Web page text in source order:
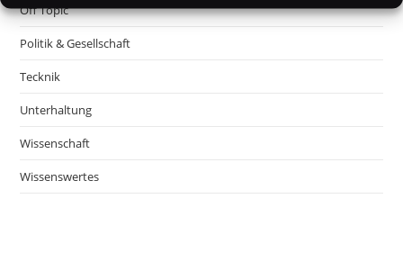
Off Topic
Politik & Gesellschaft
Tecknik
Unterhaltung
Wissenschaft
Wissenswertes